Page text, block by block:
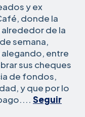
y ex
donde la
de la
semana,
entre
sus cheques
de fondos,
y que por lo
Seguir